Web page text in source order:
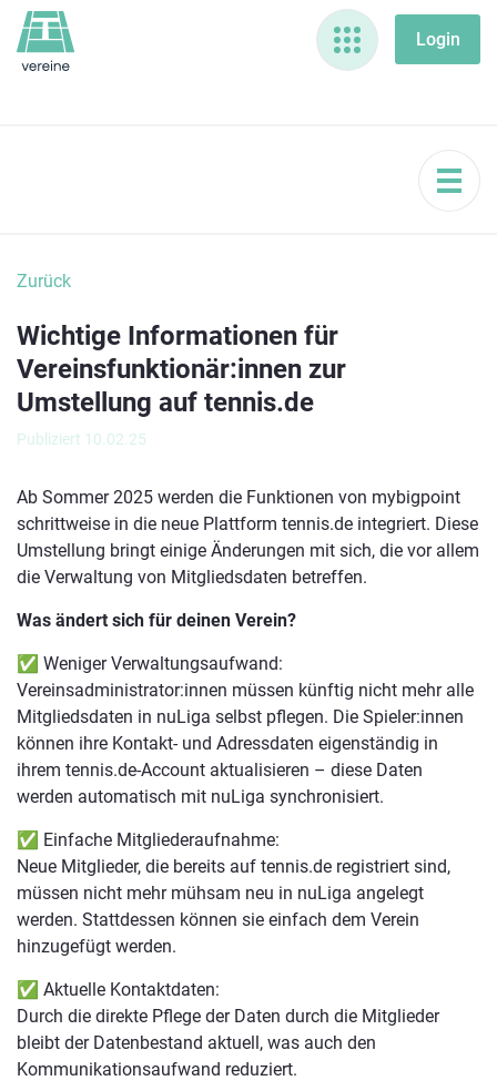
Zurück
Wichtige Informationen für
Vereinsfunktionär:innen zur
Umstellung auf tennis.de
Publiziert 10.02.25
Ab Sommer 2025 werden die Funktionen von mybigpoint
schrittweise in die neue Plattform tennis.de integriert. Diese
Umstellung bringt einige Änderungen mit sich, die vor allem
die Verwaltung von Mitgliedsdaten betreffen.
Was ändert sich für deinen Verein?
✅ Weniger Verwaltungsaufwand:
Vereinsadministrator:innen müssen künftig nicht mehr alle
Mitgliedsdaten in nuLiga selbst pflegen. Die Spieler:innen
können ihre Kontakt- und Adressdaten eigenständig in
ihrem tennis.de-Account aktualisieren – diese Daten
werden automatisch mit nuLiga synchronisiert.
✅ Einfache Mitgliederaufnahme:
Neue Mitglieder, die bereits auf tennis.de registriert sind,
müssen nicht mehr mühsam neu in nuLiga angelegt
werden. Stattdessen können sie einfach dem Verein
hinzugefügt werden.
✅ Aktuelle Kontaktdaten:
Durch die direkte Pflege der Daten durch die Mitglieder
bleibt der Datenbestand aktuell, was auch den
Kommunikationsaufwand reduziert.